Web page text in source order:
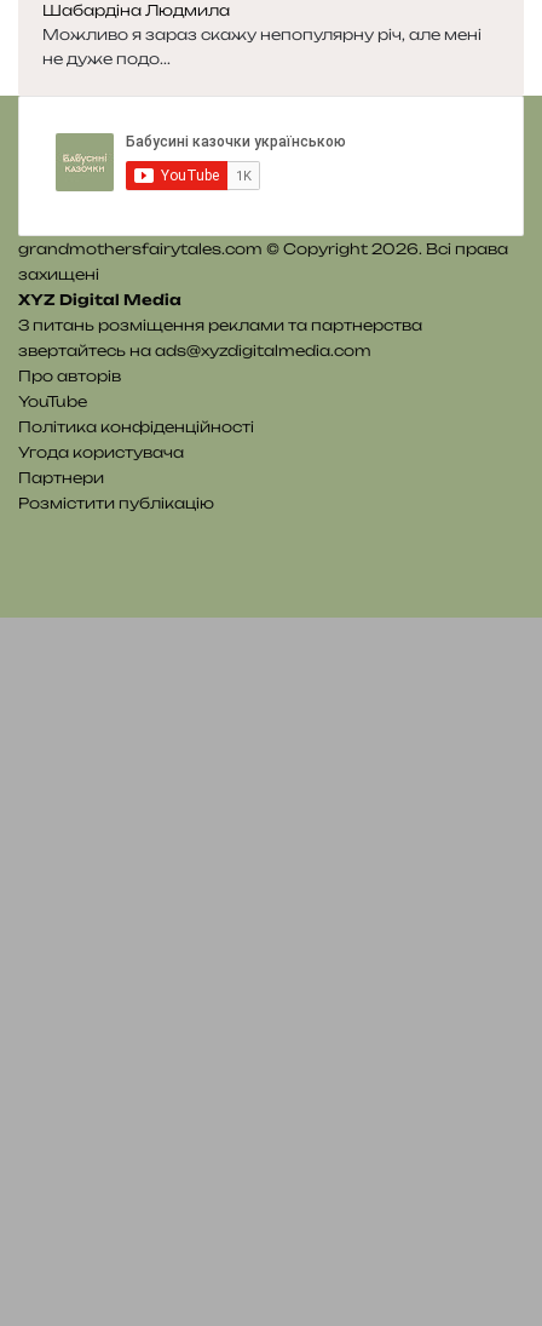
Шабардіна Людмила
Можливо я зараз скажу непопулярну річ, але мені
не дуже подо...
grandmothersfairytales.com © Copyright 2026. Всі права
захищені
XYZ Digital Media
З питань розміщення реклами та партнерства
звертайтесь на ads@xyzdigitalmedia.com
Про авторів
YouTube
Політика конфіденційності
Угода користувача
Партнери
Розмістити публікацію